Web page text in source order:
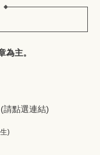
主。
(請點選連結)
)